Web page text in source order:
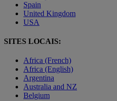
Spain
United Kingdom
USA
SITES LOCAIS:
Africa (French)
Africa (English)
Argentina
Australia and NZ
Belgium